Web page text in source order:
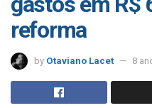
reforma
by Otaviano Lacet 8